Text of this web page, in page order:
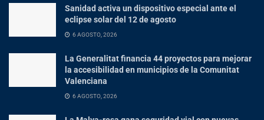
Sanidad activa un dispositivo especial ante el
eclipse solar del 12 de agosto
6 AGOSTO, 2026
La Generalitat financia 44 proyectos para mejorar
la accesibilidad en municipios de la Comunitat
Valenciana
6 AGOSTO, 2026